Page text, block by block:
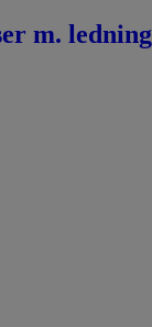
m. ledning